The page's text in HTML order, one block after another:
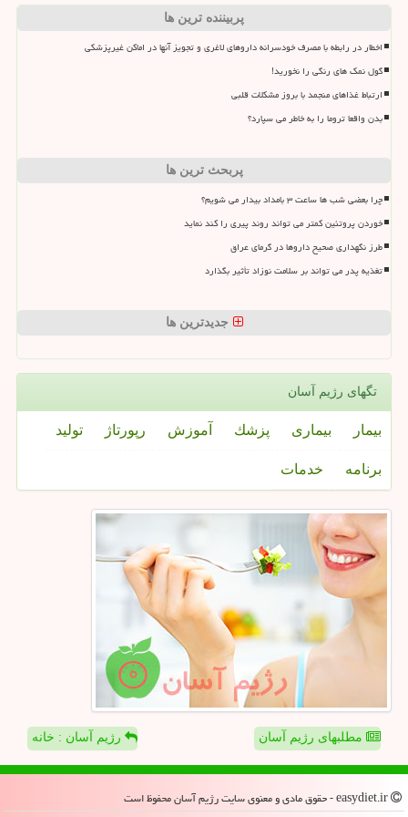
پربیننده ترین ها
اخطار در رابطه با مصرف خودسرانه داروهای لاغری و تجویز آنها در اماکن غیرپزشکی
گول نمک های رنگی را نخورید!
ارتباط غذاهای منجمد با بروز مشکلات قلبی
بدن واقعا تروما را به خاطر می سپارد؟
پربحث ترین ها
چرا بعضی شب ها ساعت ۳ بامداد بیدار می شویم؟
خوردن پروتئین کمتر می تواند روند پیری را کند نماید
طرز نگهداری صحیح داروها در گرمای عراق
تغذیه پدر می تواند بر سلامت نوزاد تأثیر بگذارد
جدیدترین ها
تگهای رژیم آسان
بیمار بیماری پزشك آموزش رپورتاژ تولید
برنامه خدمات
مطلبهای رژیم آسان رژیم آسان : خانه